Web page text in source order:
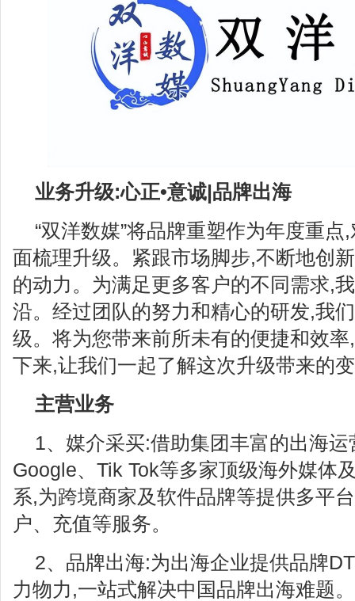
业务升级:心正•意诚|品牌出海
“双洋数媒”将品牌重塑作为年度重
面梳理升级。紧跟市场脚步,不断地创
的动力。为满足更多客户的不同需求,
沿。经过团队的努力和精心的研发,我
级。将为您带来前所未有的便捷和效
下来,让我们一起了解这次升级带来的
主营业务
1、媒介采买:借助集团丰富的出海
Google、Tik Tok等多家顶级海外媒体
系,为跨境商家及软件品牌等提供多平
户、充值等服务。
2、品牌出海:为出海企业提供品牌
力物力,一站式解决中国品牌出海难题。